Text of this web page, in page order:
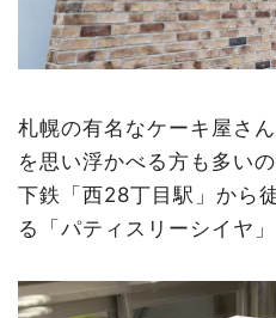
札幌の有名なケーキ屋さ
を思い浮かべる方も多い
下鉄「西28丁目駅」から
る「パティスリーシイヤ」